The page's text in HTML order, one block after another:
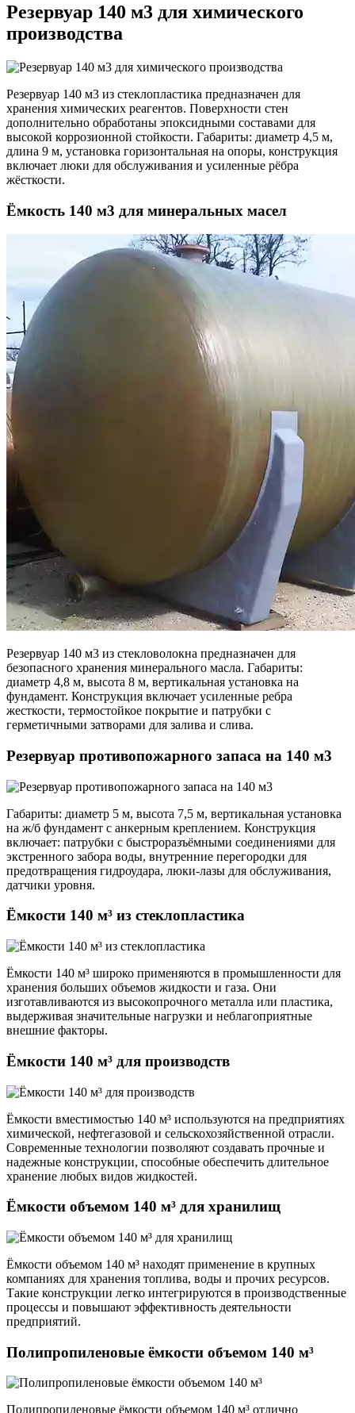
Резервуар 140 м3 для химического
производства
Резервуар 140 м3 из стеклопластика предназначен для
хранения химических реагентов. Поверхности стен
дополнительно обработаны эпоксидными составами для
высокой коррозионной стойкости. Габариты: диаметр 4,5 м,
длина 9 м, установка горизонтальная на опоры, конструкция
включает люки для обслуживания и усиленные рёбра
жёсткости.
Ёмкость 140 м3 для минеральных масел
Резервуар 140 м3 из стекловолокна предназначен для
безопасного хранения минерального масла. Габариты:
диаметр 4,8 м, высота 8 м, вертикальная установка на
фундамент. Конструкция включает усиленные ребра
жесткости, термостойкое покрытие и патрубки с
герметичными затворами для залива и слива.
Резервуар противопожарного запаса на 140 м3
Габариты: диаметр 5 м, высота 7,5 м, вертикальная установка
на ж/б фундамент с анкерным креплением. Конструкция
включает: патрубки с быстроразъёмными соединениями для
экстренного забора воды, внутренние перегородки для
предотвращения гидроудара, люки-лазы для обслуживания,
датчики уровня.
Ёмкости 140 м³ из стеклопластика
Ёмкости 140 м³ широко применяются в промышленности для
хранения больших объемов жидкости и газа. Они
изготавливаются из высокопрочного металла или пластика,
выдерживая значительные нагрузки и неблагоприятные
внешние факторы.
Ёмкости 140 м³ для производств
Ёмкости вместимостью 140 м³ используются на предприятиях
химической, нефтегазовой и сельскохозяйственной отрасли.
Современные технологии позволяют создавать прочные и
надежные конструкции, способные обеспечить длительное
хранение любых видов жидкостей.
Ёмкости объемом 140 м³ для хранилищ
Ёмкости объемом 140 м³ находят применение в крупных
компаниях для хранения топлива, воды и прочих ресурсов.
Такие конструкции легко интегрируются в производственные
процессы и повышают эффективность деятельности
предприятий.
Полипропиленовые ёмкости объемом 140 м³
Полипропиленовые ёмкости объемом 140 м³ отлично